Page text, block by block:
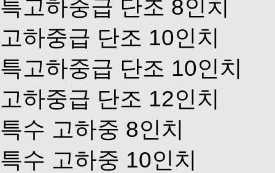
특고하중급 단조 8인치
고하중급 단조 10인치
특고하중급 단조 10인치
고하중급 단조 12인치
특수 고하중 8인치
특수 고하중 10인치